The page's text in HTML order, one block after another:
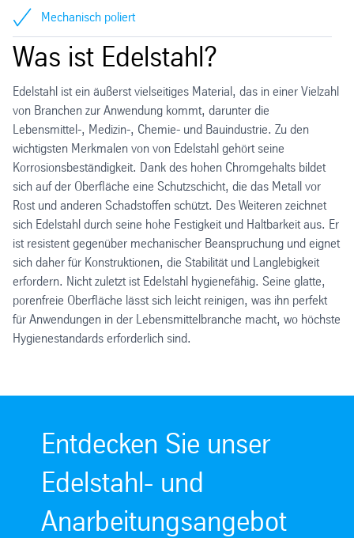
Mechanisch poliert
Was ist Edelstahl?
Edelstahl ist ein äußerst vielseitiges Material, das in einer Vielzahl
von Branchen zur Anwendung kommt, darunter die
Lebensmittel-, Medizin-, Chemie- und Bauindustrie. Zu den
wichtigsten Merkmalen von von Edelstahl gehört seine
Korrosionsbeständigkeit. Dank des hohen Chromgehalts bildet
sich auf der Oberfläche eine Schutzschicht, die das Metall vor
Rost und anderen Schadstoffen schützt. Des Weiteren zeichnet
sich Edelstahl durch seine hohe Festigkeit und Haltbarkeit aus. Er
ist resistent gegenüber mechanischer Beanspruchung und eignet
sich daher für Konstruktionen, die Stabilität und Langlebigkeit
erfordern. Nicht zuletzt ist Edelstahl hygienefähig. Seine glatte,
porenfreie Oberfläche lässt sich leicht reinigen, was ihn perfekt
für Anwendungen in der Lebensmittelbranche macht, wo höchste
Hygienestandards erforderlich sind.
Entdecken Sie unser
Edelstahl- und
Anarbeitungsangebot